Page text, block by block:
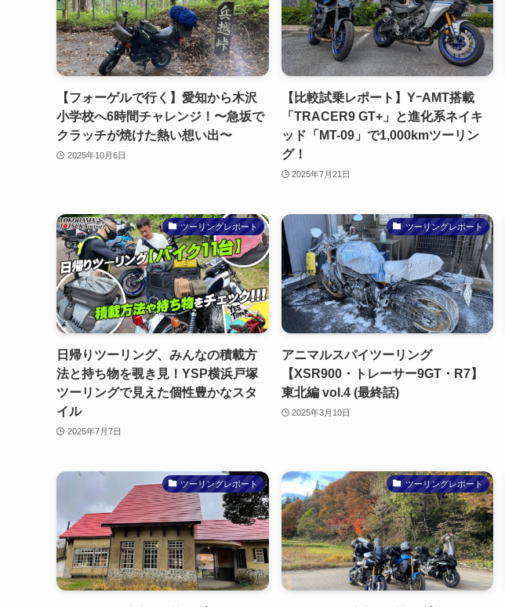
【フォーゲルで行く】愛知から木沢
小学校へ6時間チャレンジ！〜急坂で
クラッチが焼けた熱い想い出〜
2025年10月6日
【比較試乗レポート】YｰAMT搭載
「TRACER9 GT+」と進化系ネイキ
ッド「MT-09」で1,000kmツーリン
グ！
2025年7月21日
ツーリングレポート
日帰りツーリング、みんなの積載方
法と持ち物を覗き見！YSP横浜戸塚
ツーリングで見えた個性豊かなスタ
イル
2025年7月7日
ツーリングレポート
アニマルスパイツーリング
【XSR900・トレーサー9GT・R7】
東北編 vol.4 (最終話)
2025年3月10日
ツーリングレポート ツーリングレポート